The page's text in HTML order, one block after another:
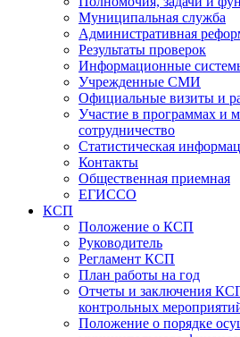
Муниципальная служба
Административная
Результаты проверок
Информационные
Учрежденные СМИ
Официальные визиты и
Участие в программах и
сотрудничество
Статистическая
Контакты
Общественная приемная
ЕГИССО
КСП
Положение о КСП
Руководитель
Регламент КСП
План работы на год
Отчеты и заключения
контрольных
Положение о порядке